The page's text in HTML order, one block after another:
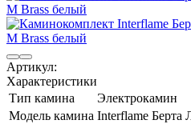
Артикул:
Характеристики
Тип камина
Электрокамин
Модель камина Interflame Берта